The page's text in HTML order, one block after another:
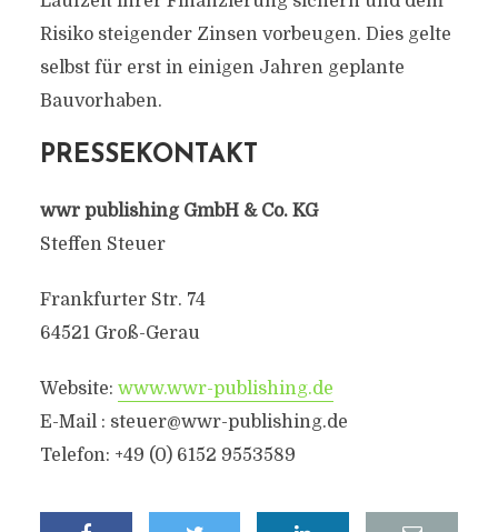
Risiko steigender Zinsen vorbeugen. Dies gelte
selbst für erst in einigen Jahren geplante
Bauvorhaben.
PRESSEKONTAKT
wwr publishing GmbH & Co. KG
Steffen Steuer
Frankfurter Str. 74
64521 Groß-Gerau
Website: www.wwr-publishing.de
E-Mail : steuer@wwr-publishing.de
Telefon: +49 (0) 6152 9553589